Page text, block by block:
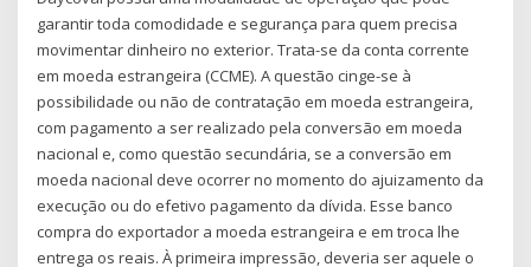
garantir toda comodidade e segurança para quem precisa
movimentar dinheiro no exterior. Trata-se da conta corrente
em moeda estrangeira (CCME). A questão cinge-se à
possibilidade ou não de contratação em moeda estrangeira,
com pagamento a ser realizado pela conversão em moeda
nacional e, como questão secundária, se a conversão em
moeda nacional deve ocorrer no momento do ajuizamento da
execução ou do efetivo pagamento da dívida. Esse banco
compra do exportador a moeda estrangeira e em troca lhe
entrega os reais. À primeira impressão, deveria ser aquele o